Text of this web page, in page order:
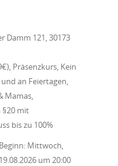
Damm 121, 30173
Präsenzkurs, Kein
an Feiertagen,
Mamas,
§20 mit
bis zu 100%
Beginn: Mittwoch,
19.08.2026 um 20:00